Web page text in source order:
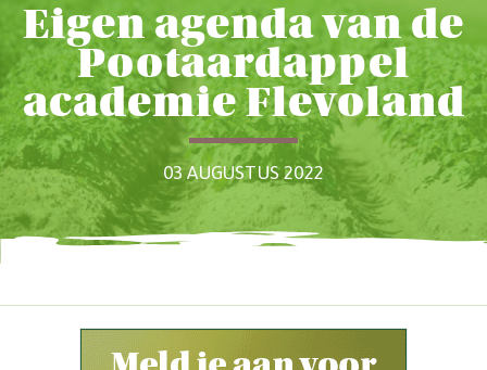
Eigen agenda van de
Pootaardappel
academie Flevoland
03 AUGUSTUS 2022